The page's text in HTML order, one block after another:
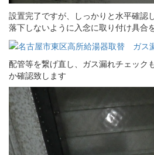
設置完了ですが、しっかりと水平確認
落下しないように入念に取り付け具合
配管等を繋げ直し、ガス漏れチェック
か確認致します